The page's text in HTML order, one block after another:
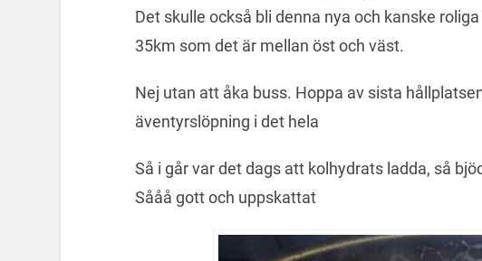
Det skulle också bli denna nya och kanske
35km som det är mellan öst och väst.
Nej utan att åka buss. Hoppa av sista
äventyrslöpning i det hela
Så i går var det dags att kolhydrats ladda, så
Sååå gott och uppskattat